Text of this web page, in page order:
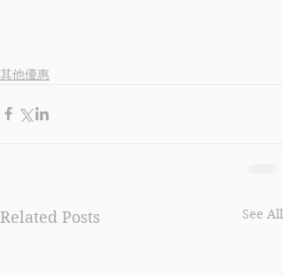
其他優惠
Related Posts See All